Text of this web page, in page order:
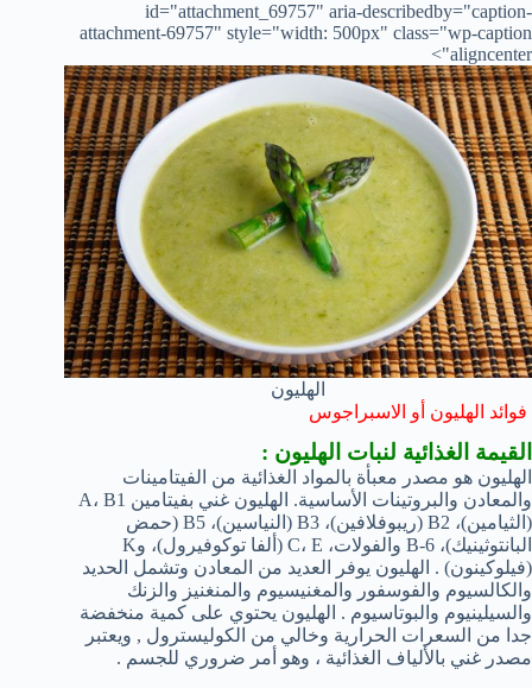
id="attachment_69757" aria-describedby="caption-
attachment-69757" style="width: 500px" class="wp-caption
aligncenter">
الهليون
فوائد الهليون أو الاسبراجوس
القيمة الغذائية لنبات الهليون :
الهليون هو مصدر معبأة بالمواد الغذائية من الفيتامينات
والمعادن والبروتينات الأساسية. الهليون غني بفيتامين A، B1
(الثيامين)، B2 (ريبوفلافين)، B3 (النياسين)، B5 (حمض
البانتوثينيك)، B-6 والفولات، C، E (ألفا توكوفيرول)، وK
(فيلوكينون) . الهليون يوفر العديد من المعادن وتشمل الحديد
والكالسيوم والفوسفور والمغنيسيوم والمنغنيز والزنك
والسيلينيوم والبوتاسيوم . الهليون يحتوي على كمية منخفضة
جدا من السعرات الحرارية وخالي من الكوليسترول , ويعتبر
مصدر غني بالألياف الغذائية ، وهو أمر ضروري للجسم .